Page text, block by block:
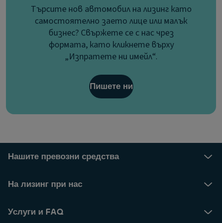
Търсите нов автомобил на лизинг като
самостоятелно заето лице или малък
бизнес? Свържете се с нас чрез
формата, като кликнете върху
„Изпратете ни имейл“.
Пишете ни
Нашите превозни средства
На лизинг при нас
Услуги и FAQ